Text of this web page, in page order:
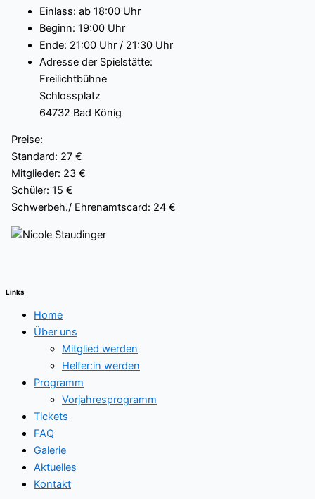
Einlass: ab 18:00 Uhr
Beginn: 19:00 Uhr
Ende: 21:00 Uhr / 21:30 Uhr
Adresse der Spielstätte:
Freilichtbühne
Schlossplatz
64732 Bad König
Preise:
Standard: 27 €
Mitglieder: 23 €
Schüler: 15 €
Schwerbeh./ Ehrenamtscard: 24 €
Links
Home
Über uns
Mitglied werden
Helfer:in werden
Programm
Vorjahresprogramm
Tickets
FAQ
Galerie
Aktuelles
Kontakt